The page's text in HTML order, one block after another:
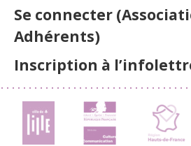
Se connecter
Adhérents)
Inscription à